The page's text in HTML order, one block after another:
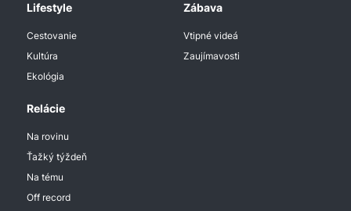
Lifestyle
Cestovanie
Kultúra
Ekológia
Zábava
Vtipné videá
Zaujímavosti
Relácie
Na rovinu
Ťažký týždeň
Na tému
Off record